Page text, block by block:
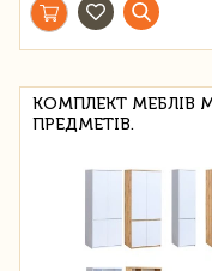
КОМПЛЕКТ МЕБЛІВ
ПРЕДМЕТІВ.